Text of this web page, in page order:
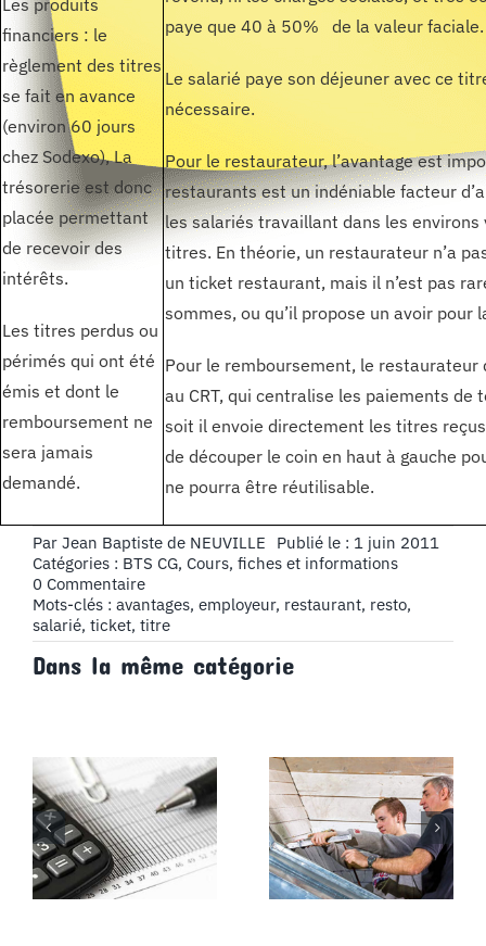
paye que 40 à 50% de la valeur faciale.
Le salarié paye son déjeuner avec ce
nécessaire.
Pour le restaurateur, l’avantage est
restaurants est un indéniable facteur
les salariés travaillant dans les
titres. En théorie, un restaurateur n’a
un ticket restaurant, mais il n’est pas
sommes, ou qu’il propose un avoir pour
Pour le remboursement, le
au CRT, qui centralise les paiements
soit il envoie directement les titres
de découper le coin en haut à gauche
ne pourra être réutilisable.
Les produits
financiers : le
règlement des titres
se fait en avance
(environ 60 jours
chez Sodexo), La
trésorerie est donc
placée permettant
de recevoir des
intérêts.
Les titres perdus ou
périmés qui ont été
émis et dont le
remboursement ne
sera jamais
demandé.
Par Jean Baptiste de NEUVILLE
Publié le : 1 juin 2011
Catégories : BTS CG, Cours, fiches et informations
0 Commentaireon
Fiche
N°7
:
Le
Mots-clés : avantages, employeur, restaurant, resto,
salarié, ticket, titre
Dans la même catégorie
Les soldes
intermédiaires
de gestion
Déroulement
d’un stage